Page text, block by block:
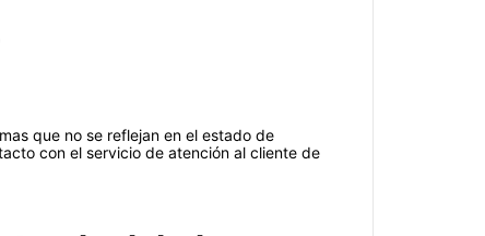
que no se reflejan en el estado de
con el servicio de atención al cliente de